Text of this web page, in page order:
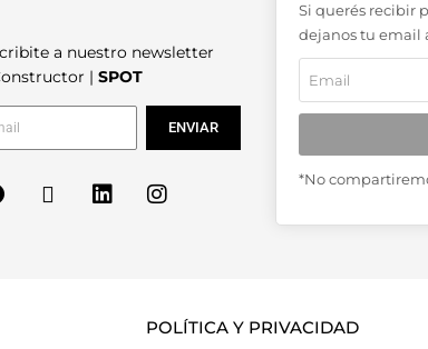
a nuestro newsletter
| SPOT
ENVIAR
POLÍTICA Y PRIVACIDAD
Si querés recibir
dejanos tu email
*No